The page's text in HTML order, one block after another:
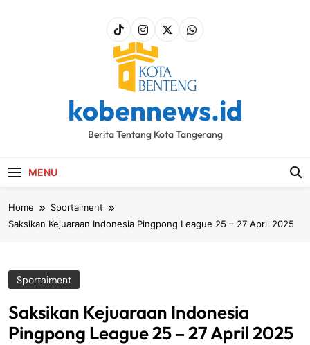
kobennews.id
Berita Tentang Kota Tangerang
MENU
Home
Sportaiment
Saksikan Kejuaraan Indonesia Pingpong League 25 – 27 April 2025
Sportaiment
Saksikan Kejuaraan Indonesia
Pingpong League 25 – 27 April 2025